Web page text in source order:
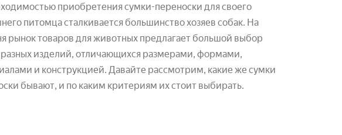
приобретения сумки-переноски для своего
питомца сталкивается большинство хозяев собак. На
рынок товаров для животных предлагает большой выбор
изделий, отличающихся размерами, формами,
и конструкцией. Давайте рассмотрим, какие же сумки
бывают, и по каким критериям их стоит выбирать.